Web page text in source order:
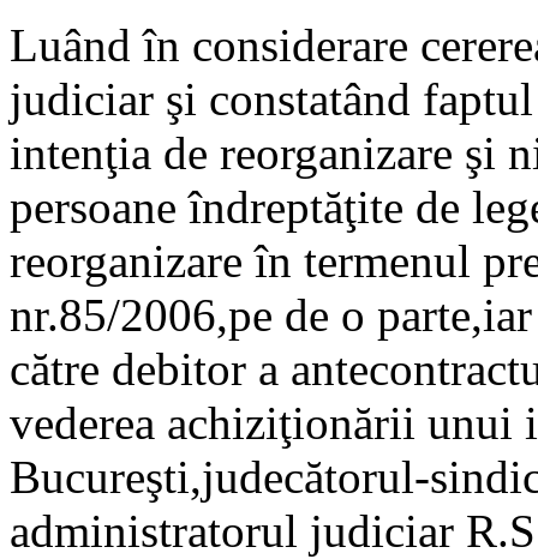
Luând în considerare
judiciar şi constatând
intenţia de reorganizare şi
persoane îndreptăţite de
reorganizare în termenul
nr.85/2006,pe de o
către debitor a
vederea achiziţionării
Bucureşti,judecătorul-
administratorul judiciar